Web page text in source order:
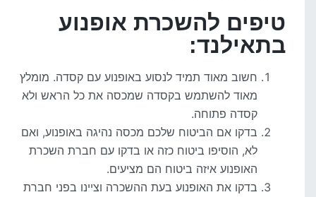
טיפים להשכרת אופנוע
בתאילנד:
חשוב מאוד תמיד לנסוע באופנוע עם קסדה. מומלץ
מאוד להשתמש בקסדה שמכסה את כל הראש ולא
קסדה פתוחה.
בדקו אם הביטוח שלכם מכסה נהיגה באופנוע, ואם
לא, הוסיפו ביטוח כזה או בדקו עם חברת השכרת
האופנוע איזה ביטוח הם מציעים.
בדקו את האופנוע בעת ההשכרה וציינו בפני חברת